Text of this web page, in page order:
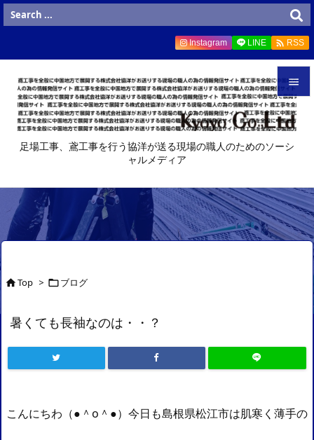


メニュ


前へ

次へ
Instagram LINE  RSS
足場工事、鳶工事を行う協洋が送る現場の職人のためのソーシ
ャルメディア
Top > ブログ
暑くても長袖なのは・・？
こんにちわ（●＾o＾●）今日も島根県松江市は肌寒く薄手の